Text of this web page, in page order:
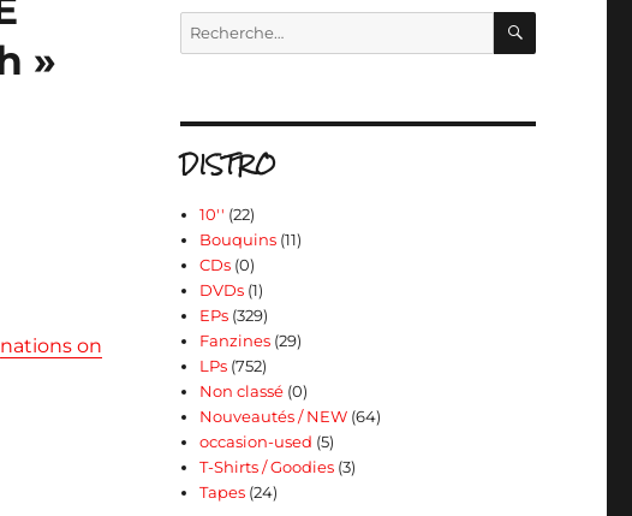
»
nations on
Recherche
DISTRO
10'' (22)
Bouquins (11)
CDs (0)
DVDs (1)
EPs (329)
Fanzines (29)
LPs (752)
Non classé (0)
Nouveautés / NEW (64)
occasion-used (5)
T-Shirts / Goodies (3)
Tapes (24)